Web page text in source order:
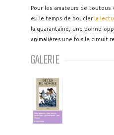
Pour les amateurs de
eu le temps de boucler la
la quarantaine, une bonne
animalières une fois le circuit
GALERIE